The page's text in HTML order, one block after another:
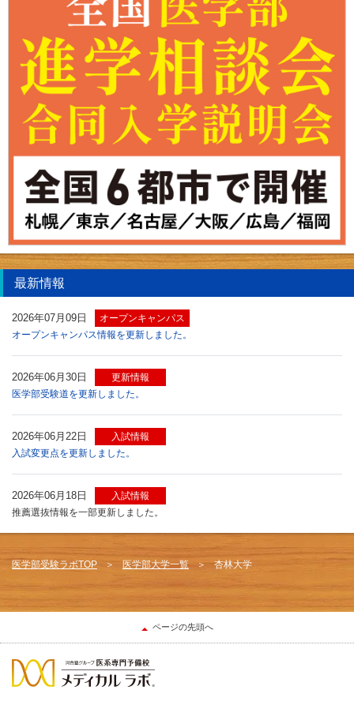
最新情報
2026年07月09日
オープンキャンパス
オープンキャンパス情報を更新しました。
2026年06月30日
更新情報
医学部受験道を更新しました。
2026年06月22日
入試情報
入試変更点を更新しました。
2026年06月18日
入試情報
推薦選抜情報を一部更新しました。
医学部受験ラボTOP 医学部大学一覧 杏林大学
ページの先頭へ